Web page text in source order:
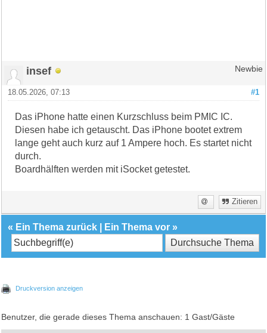
insef Newbie
#1
18.05.2026, 07:13
Das iPhone hatte einen Kurzschluss beim PMIC IC.
Diesen habe ich getauscht. Das iPhone bootet extrem
lange geht auch kurz auf 1 Ampere hoch. Es startet nicht
durch.
Boardhälften werden mit iSocket getestet.
Zitieren
« Ein Thema zurück Ein Thema vor »
Druckversion anzeigen
Benutzer, die gerade dieses Thema anschauen: 1 Gast/Gäste